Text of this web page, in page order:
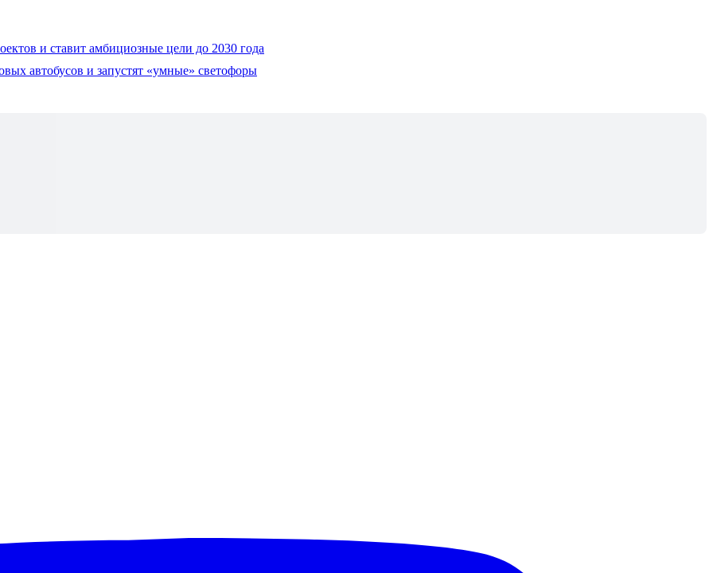
и ставит амбициозные цели до 2030 года
автобусов и запустят «умные» светофоры